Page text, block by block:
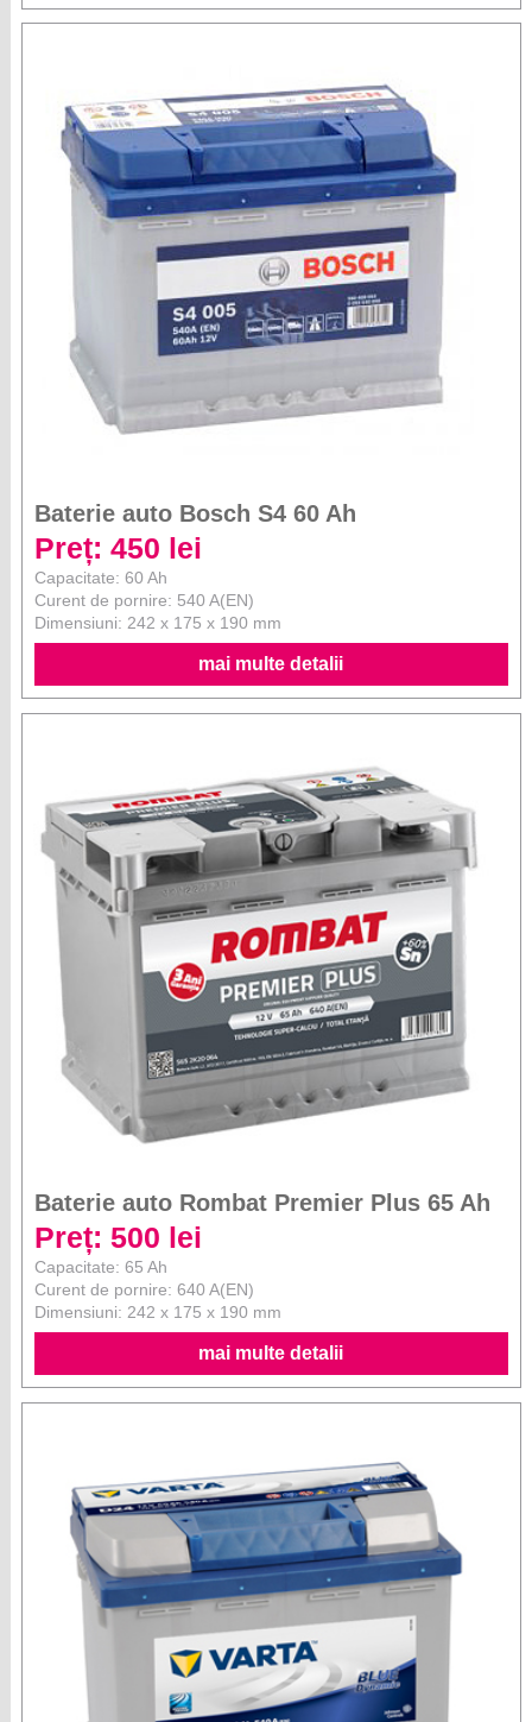
Baterie auto Bosch S4 60 Ah
Preț: 450 lei
Capacitate: 60 Ah
Curent de pornire: 540 A(EN)
Dimensiuni: 242 x 175 x 190 mm
mai multe detalii
Baterie auto Rombat Premier Plus 65 Ah
Preț: 500 lei
Capacitate: 65 Ah
Curent de pornire: 640 A(EN)
Dimensiuni: 242 x 175 x 190 mm
mai multe detalii